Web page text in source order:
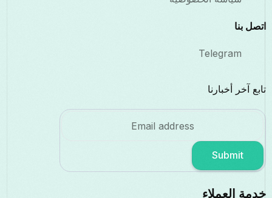
اتصل بنا
Telegram
تابع آخر أخبارنا
Submit
خدمة العملاء